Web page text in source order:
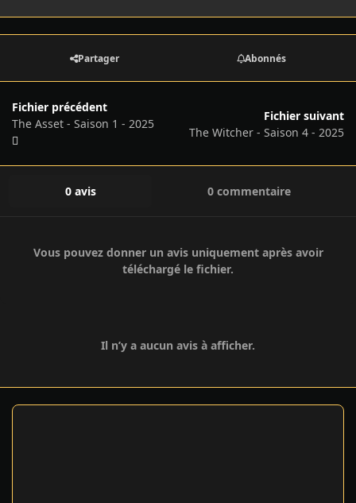
Partager Abonnés
Fichier précédent
The Asset - Saison 1 - 2025
Fichier suivant
The Witcher - Saison 4 - 2025
0 avis 0 commentaire
Vous pouvez donner un avis uniquement après avoir
téléchargé le fichier.
Il n’y a aucun avis à afficher.